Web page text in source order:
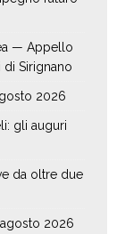
— Appello
Sirignano
2026
gli auguri
da oltre due
agosto 2026